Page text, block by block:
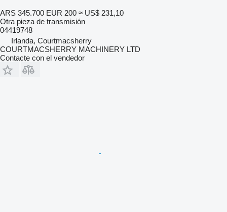
ARS 345.700 EUR 200 ≈ US$ 231,10
Otra pieza de transmisión
04419748
Irlanda, Courtmacsherry
COURTMACSHERRY MACHINERY LTD
Contacte con el vendedor